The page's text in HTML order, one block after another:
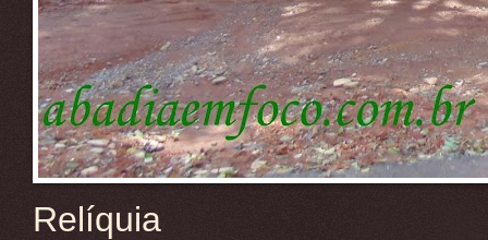
Relíquia